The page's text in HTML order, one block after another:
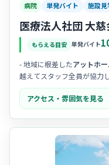
病院 単発バイト 施設見
医療法人社団 大
もらえる目安 単発バイト
- 地域に根差したアットホ
越えてスタッフ全員が協力
います。
- 患者様お一人おひとりの
だけを求めるのではなく、
- 穏やかで優しいスタッフ
せずに馴染めるよう、周囲
くれる文化があります。
アクセス・雰囲気を見る